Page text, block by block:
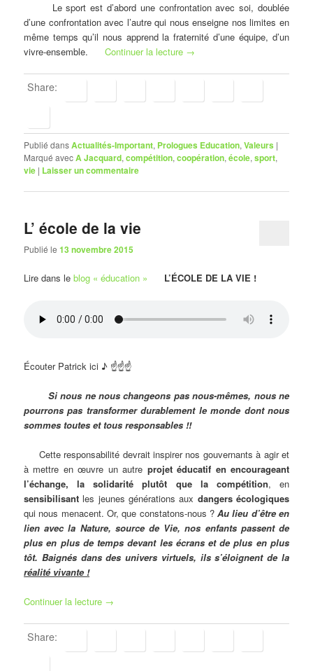
Le sport est d’abord une confrontation avec soi, doublée
d’une confrontation avec l’autre qui nous enseigne nos limites en
même temps qu’il nous apprend la fraternité d’une équipe, d’un
vivre-ensemble.Continuer la lecture →
Share:
Publié dansActualités-Important, Prologues Education,Valeurs |
Marqué avecA Jacquard,compétition,coopération,école,sport,
vie | Laisser un commentaire
L’ école de la vie
Publié le13 novembre 2015
Lire dans leblog « éducation » L’ÉCOLE DE LA VIE !
Écouter Patrick ici ♪ ☝☝☝
Si nous ne nous changeons pas nous-mêmes, nous ne
pourrons pas transformer durablement le monde dont nous
sommes toutes et tous responsables !!
Cette responsabilité devrait inspirer nos gouvernants à agir et
à mettre en œuvre un autre projet éducatif en encourageant
l’échange, la solidarité plutôt que la compétition, en
sensibilisant les jeunes générations aux dangers écologiques
qui nous menacent. Or, que constatons-nous ?Au lieu d’être en
lien avec la Nature, source de Vie, nos enfants passent de
plus en plus de temps devant les écrans et de plus en plus
tôt. Baignés dans des univers virtuels, ils s’éloignent de la
réalité vivante !
Continuer la lecture →
Share: